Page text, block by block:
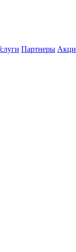
Партнеры